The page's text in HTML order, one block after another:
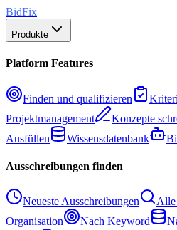
BidFix
Produkte
Platform Features
Finden und qualifizieren
Projektmanagement
Konzepte
Ausfüllen
Wissensdatenbank
Ausschreibungen finden
Neueste Ausschreibungen Alle
Organisation
Nach Keyword